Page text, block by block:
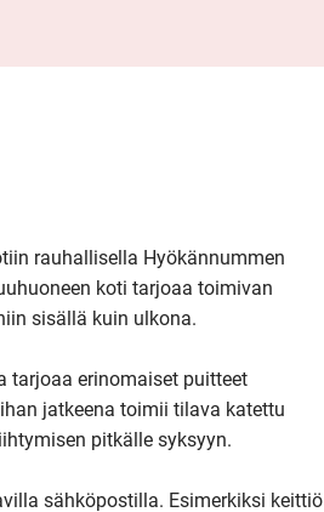
rauhallisella Hyökännummen
koti tarjoaa toimivan
sisällä kuin ulkona.
tarjoaa erinomaiset puitteet
jatkeena toimii tilava katettu
pitkälle syksyyn.
sähköpostilla. Esimerkiksi keittiö